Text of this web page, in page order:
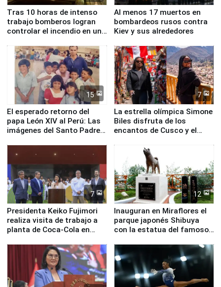
Tras 10 horas de intenso
trabajo bomberos logran
controlar el incendio en una
de Chile
Al menos 17 muertos en
bombardeos rusos contra
Kiev y sus alrededores
15
El esperado retorno del
papa León XIV al Perú: Las
imágenes del Santo Padre
7
La estrella olímpica Simone
Biles disfruta de los
encantos de Cusco y el
7
Presidenta Keiko Fujimori
realiza visita de trabajo a
planta de Coca-Cola en
12
Inauguran en Miraflores el
parque japonés Shibuya
con la estatua del famoso